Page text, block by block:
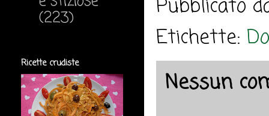
Pubblicato
Etichette:
Nessun
(223)
Ricette crudiste